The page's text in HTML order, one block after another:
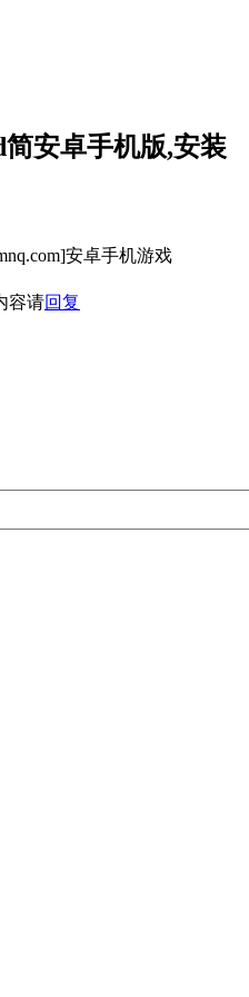
安卓手机版,安装
安卓手机游戏
容请回复